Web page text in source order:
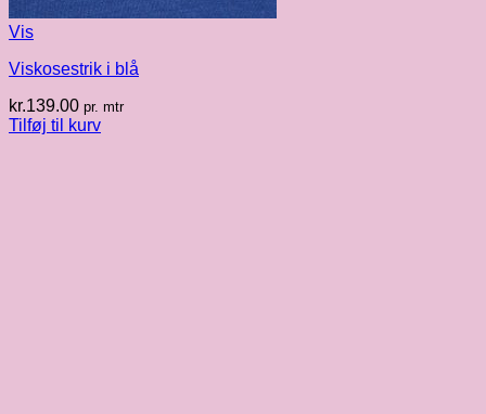
Vis
Viskosestrik i blå
kr.139.00 pr. mtr
Tilføj til kurv